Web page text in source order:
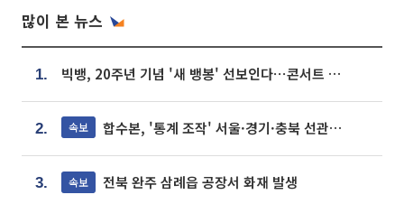
많이 본 뉴스
1. 빅뱅, 20주년 기념 '새 뱅봉' 선보인다⋯콘서트 앞두고 팝업 개최
2. 속보 합수본, '통계 조작' 서울·경기·충북 선관위 등 추가 압수수색
3. 속보 전북 완주 삼례읍 공장서 화재 발생